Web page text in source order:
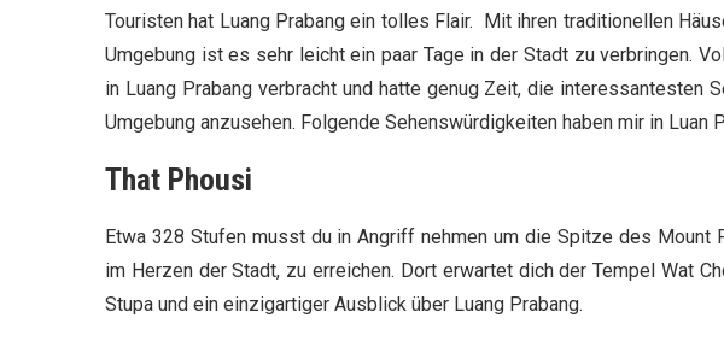
Touristen hat Luang Prabang ein tolles Flair. Mit ihren traditionellen
Umgebung ist es sehr leicht ein paar Tage in der Stadt zu verbringen.
in Luang Prabang verbracht und hatte genug Zeit, die interessantesten
Umgebung anzusehen. Folgende Sehenswürdigkeiten haben mir in Luan
That Phousi
Etwa 328 Stufen musst du in Angriff nehmen um die Spitze des Mount
im Herzen der Stadt, zu erreichen. Dort erwartet dich der Tempel Wat
Stupa und ein einzigartiger Ausblick über Luang Prabang.